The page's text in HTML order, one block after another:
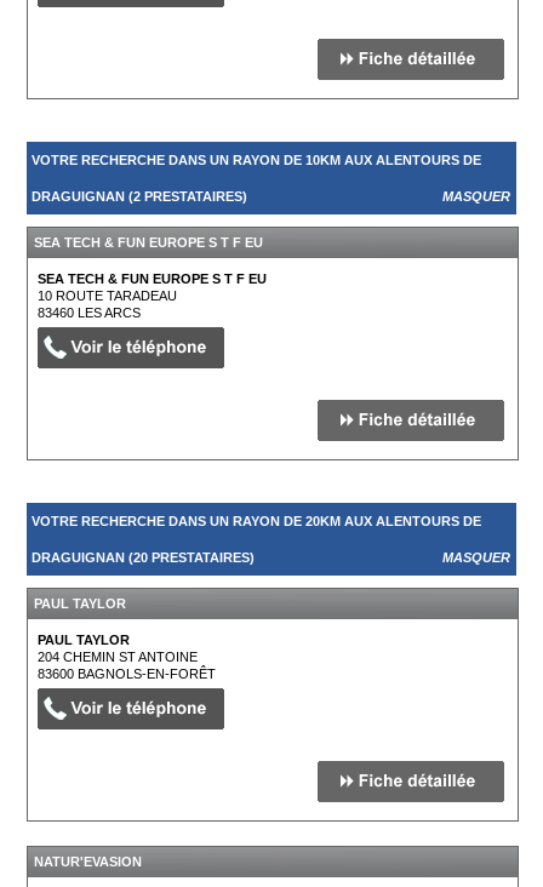
VOTRE RECHERCHE DANS UN RAYON DE 10KM AUX ALENTOURS DE
DRAGUIGNAN (2 PRESTATAIRES) MASQUER
SEA TECH & FUN EUROPE S T F EU
SEA TECH & FUN EUROPE S T F EU
10 ROUTE TARADEAU
83460LES ARCS
VOTRE RECHERCHE DANS UN RAYON DE 20KM AUX ALENTOURS DE
DRAGUIGNAN (20 PRESTATAIRES) MASQUER
PAUL TAYLOR
PAUL TAYLOR
204 CHEMIN ST ANTOINE
83600BAGNOLS-EN-FORÊT
NATUR'EVASION